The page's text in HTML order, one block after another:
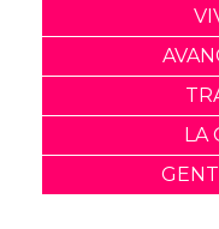
LA